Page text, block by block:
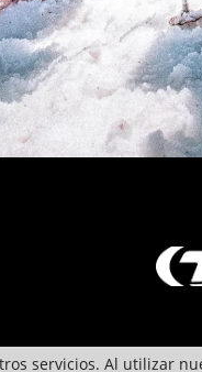
servicios. Al utilizar